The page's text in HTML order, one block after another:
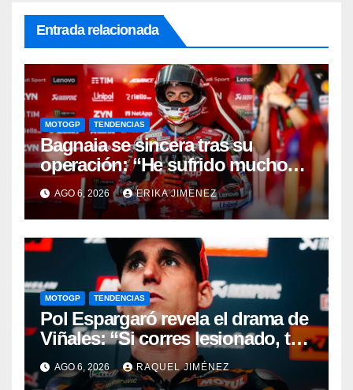
Entrada relacionada
MOTOGP TENDENCIAS
Bagnaia se sincera tras su
operación: “He sufrido mucho
durante el último año y medio”
AGO 6, 2026 ERIKA JIMENEZ
MOTOGP TENDENCIAS
Pol Espargaró revela el drama de
Viñales: “Si corres lesionado, te
juzgan; si no corres,
desapareces”
AGO 6, 2026 RAQUEL JIMÉNEZ